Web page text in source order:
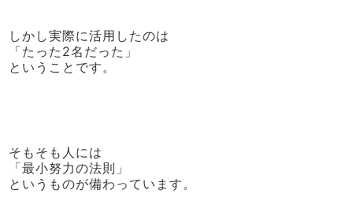
しかし実際に活用したのは
「たった2名だった」
ということです。
そもそも人には
「最小努力の法則」
というものが備わっています。